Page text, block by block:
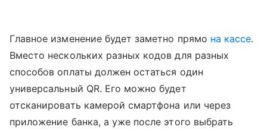
Главное изменение будет заметно прямо на кассе.
Вместо нескольких разных кодов для разных
способов оплаты должен остаться один
универсальный QR. Его можно будет
отсканировать камерой смартфона или через
приложение банка, а уже после этого выбрать